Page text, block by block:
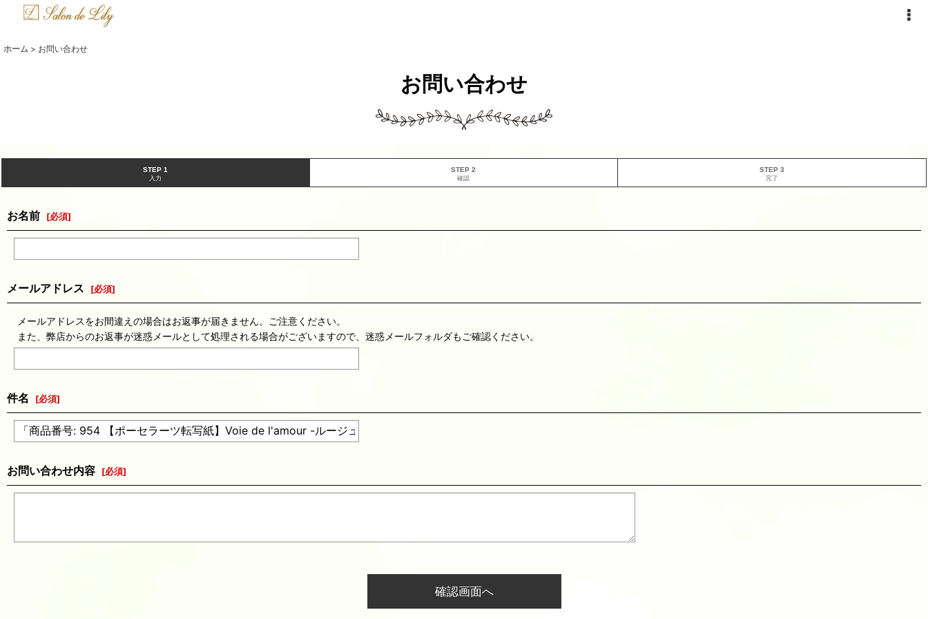
ホーム > お問い合わせ
お問い合わせ
STEP 1
入力
STEP 2
確認
STEP 3
完了
お名前 [必須]
メールアドレス [必須]
メールアドレスをお間違えの場合はお返事が届きません。ご注意ください。
また、弊店からのお返事が迷惑メールとして処理される場合がございますので、迷惑メールフォルダもご確認ください。
件名 [必須]
お問い合わせ内容 [必須]
確認画面へ